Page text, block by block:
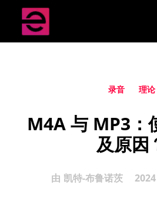
录音 理论
M4A 与 MP3：
及原因
由 凯特-布鲁诺茨